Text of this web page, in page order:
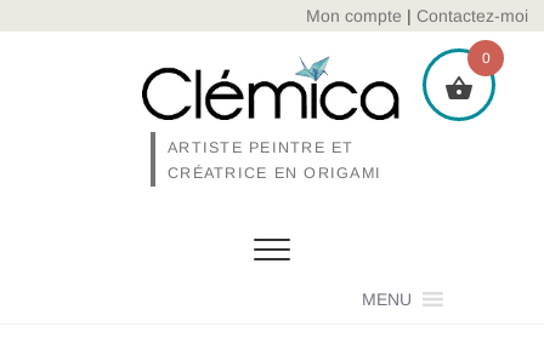
Mon compte | Contactez-moi
ARTISTE PEINTRE ET
CRÉATRICE EN ORIGAMI
MENU
0